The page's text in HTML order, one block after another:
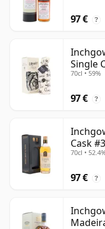
97 € ?
Single
70cl • 59%
97 € ?
Cask
70cl •
97 € ?